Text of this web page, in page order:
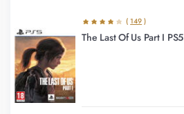
( 149 )
The Last Of Us Part I PS5